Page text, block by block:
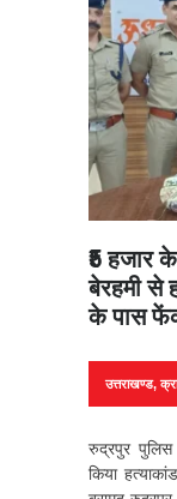
₹5 हजार
बेरहमी से
के पास
उत्तराखण्ड,
रुद्रपुर
किया